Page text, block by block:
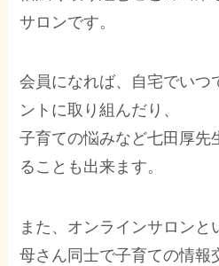
サロンです。
会員になれば、自宅でいつ
ントに取り組んだり、
子育ての悩みなど七田厚先
ることも出来ます。
また、オンラインサロンと
母さん同士で子育ての情報